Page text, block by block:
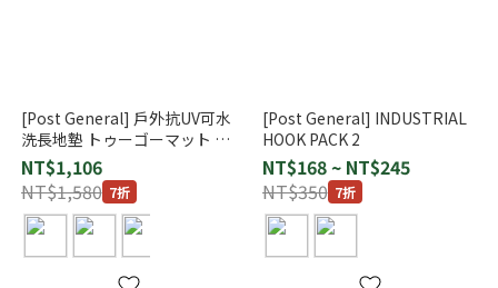
[Post General] 戶外抗UV可水
洗長地墊 トゥーゴーマット ロ
ング
NT$1,106
NT$1,580 7折
[Post General] INDUSTRIAL
HOOK PACK 2
NT$168 ~ NT$245
NT$350 7折